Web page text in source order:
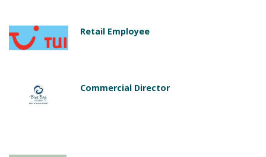
Retail Employee
Commercial Director